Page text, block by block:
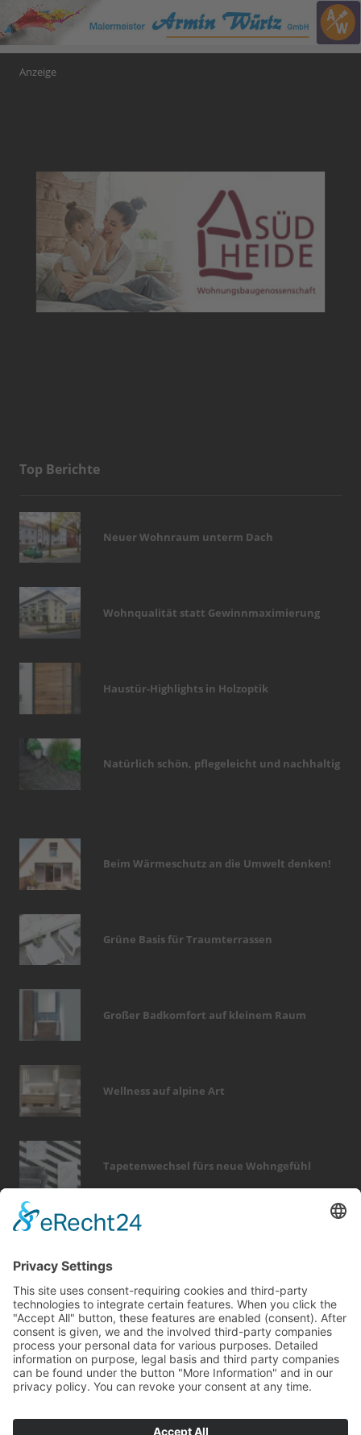
Anzeige
Top Berichte
Neuer Wohnraum unterm Dach
Wohnqualität statt Gewinnmaximierung
Haustür-Highlights in Holzoptik
Natürlich schön, pflegeleicht und nachhaltig
Beim Wärmeschutz an die Umwelt denken!
Grüne Basis für Traumterrassen
Großer Badkomfort auf kleinem Raum
Wellness auf alpine Art
Tapetenwechsel fürs neue Wohngefühl
dach keller immobilien zaun
elektro
photovoltaik
modernisieren wintergarten
küche
fliesen
möbel fotovoltaik
rund ums haus
beratung
dämmung dekoration
feuer